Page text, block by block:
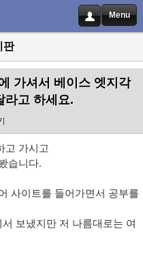
Menu
판
가셔서 베이스 엣지각
라고 하세요.
고 가시고
습니다.
사이트를 들어가면서 공부를
보냈지만 저 나름대로는 여